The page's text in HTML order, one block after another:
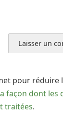
pour réduire
façon dont les
traitées.